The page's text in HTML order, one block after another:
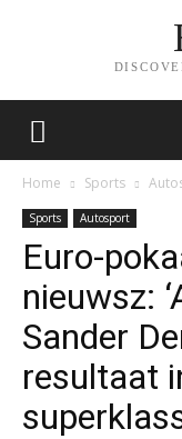
Home Sports
Sports Autosport
Euro-
nieuwsz:
Sander
resultaat